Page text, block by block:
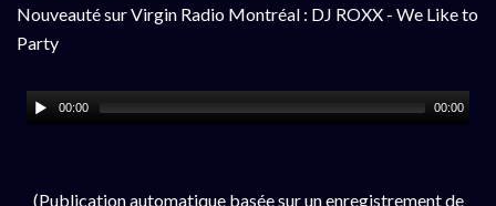
Nouveauté sur Virgin Radio Montréal : DJ ROXX - We Like to
Party
00:00 00:00
(Publication automatique basée sur un enregistrement de